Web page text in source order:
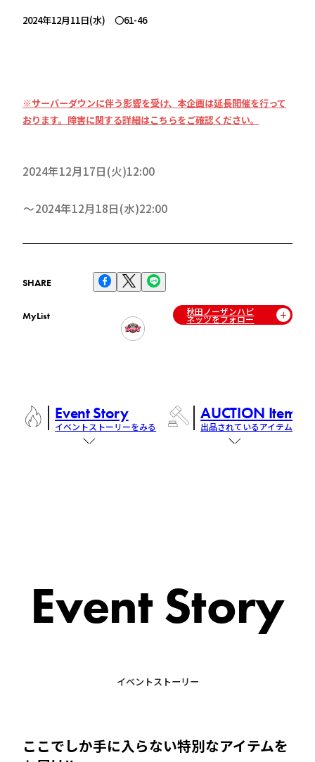
2024年12月11日(水) 〇61-46
※サーバーダウンに伴う影響を受け、本企画は延長開催を行って
おります。障害に関する詳細はこちらをご確認ください。
2024年12月17日(火)12:00
2024年12月18日(水)22:00
SHARE
MyList 秋田ノーザンハピ
ネッツをフォロー
Event Story
イベントストーリーをみる
AUCTION Items
出品されているアイテム
Event Story
イベントストーリー
ここでしか手に入らない特別なアイテムを